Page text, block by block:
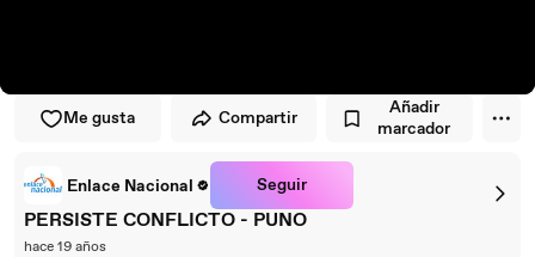
Me gusta Compartir
Añadir
marcador
Enlace Nacional Seguir
PERSISTE CONFLICTO - PUNO
hace 19 años